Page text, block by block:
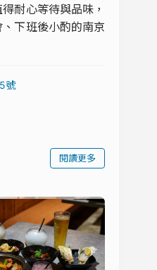
耐心等待與品味，
下班後小酌的南京
號
閱讀更多